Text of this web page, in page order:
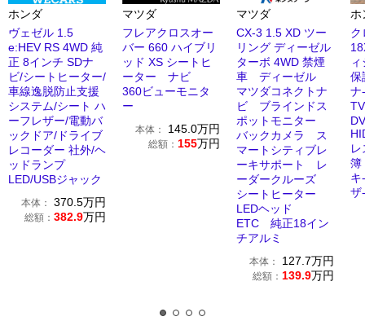
ホンダ
ヴェゼル 1.5
e:HEV RS 4WD 純
正 8インチ SDナ
ビ/シートヒーター/
車線逸脱防止支援
システム/シート ハ
ーフレザー/電動バ
ックドア/ドライブ
レコーダー 社外/ヘ
ッドランプ
LED/USBジャック
本体： 370.5万円
総額： 382.9万円
マツダ
フレアクロスオー
バー 660 ハイブリ
ッド XS シートヒ
ーター ナビ
360ビューモニタ
ー
本体： 145.0万円
総額： 155万円
マツダ
CX-3 1.5 XD ツー
リング ディーゼル
ターボ 4WD 禁煙
車 ディーゼル
マツダコネクトナ
ビ ブラインドス
ポットモニター
バックカメラ ス
マートシティブレ
ーキサポート レ
ーダークルーズ
シートヒーター
LEDヘッド
ETC 純正18イン
チアルミ
本体： 127.7万円
総額： 139.9万円
ホ
ク
ザ